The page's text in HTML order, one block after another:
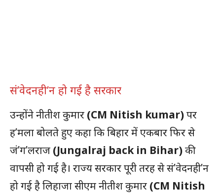
सं’वेदनही’न हो गई है सरकार
उन्होंने नीतीश कुमार (CM Nitish kumar)पर
ह’मला बोलते हुए कहा कि बिहार में एकबार फिर से
जं’ग’लराज (Jungalraj back in Bihar)की
वापसी हो गई है। राज्य सरकार पूरी तरह से सं’वेदनही’न
हो गई है लिहाजा सीएम नीतीश कुमार (CM Nitish